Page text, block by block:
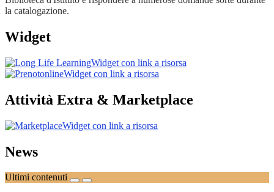
la catalogazione.
Widget
Widget con link a risorsa
Widget con link a risorsa
Attività Extra & Marketplace
Widget con link a risorsa
News
Ultimi contenuti